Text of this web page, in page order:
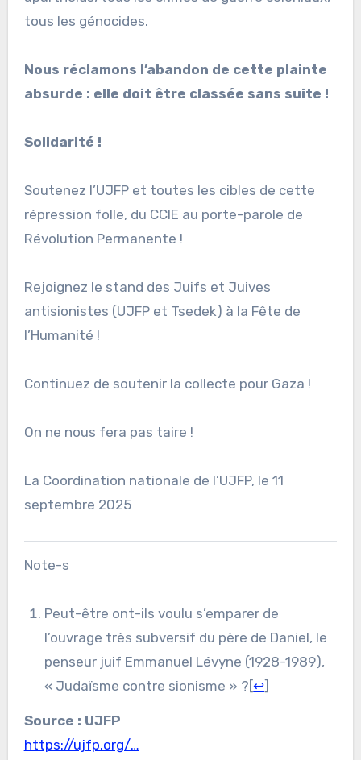
tous les génocides.
Nous réclamons l’abandon de cette plainte
absurde : elle doit être classée sans suite !
Solidarité !
Soutenez l’UJFP et toutes les cibles de cette
répression folle, du CCIE au porte-parole de
Révolution Permanente !
Rejoignez le stand des Juifs et Juives
antisionistes (UJFP et Tsedek) à la Fête de
l’Humanité !
Continuez de soutenir la collecte pour Gaza !
On ne nous fera pas taire !
La Coordination nationale de l’UJFP, le 11
septembre 2025
Note-s
Peut-être ont-ils voulu s’emparer de
l’ouvrage très subversif du père de Daniel, le
penseur juif Emmanuel Lévyne (1928-1989),
« Judaïsme contre sionisme » ?[↩]
Source : UJFP
https://ujfp.org/…